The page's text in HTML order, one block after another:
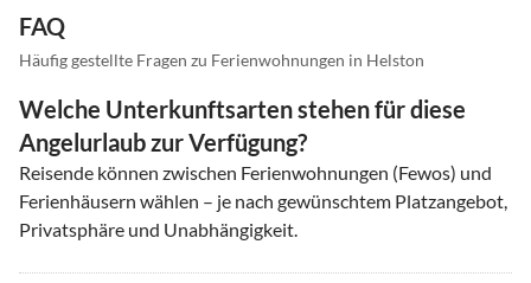
FAQ
Häufig gestellte Fragen zu Ferienwohnungen in Helston
Welche Unterkunftsarten stehen für diese
Angelurlaub zur Verfügung?
Reisende können zwischen Ferienwohnungen (Fewos) und
Ferienhäusern wählen – je nach gewünschtem Platzangebot,
Privatsphäre und Unabhängigkeit.